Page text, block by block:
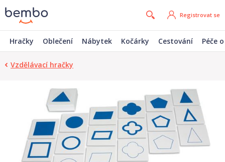
Registrovat se
Hračky Oblečení Nábytek Kočárky Cestování Péče
Vzdělávací hračky